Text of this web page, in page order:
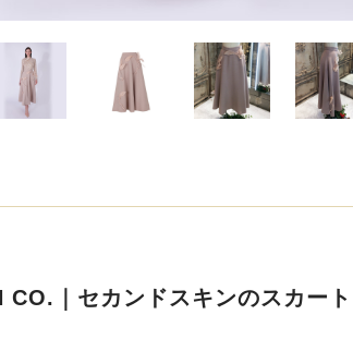
｜セカンドスキンのスカート